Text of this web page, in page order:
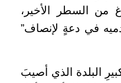
من السطر الأخير،
في دعةٍ لإنصاف”
البلدة الذي أصيبَ